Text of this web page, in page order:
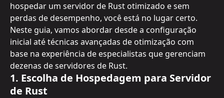
hospedar um servidor de Rust otimizado e sem
perdas de desempenho, você está no lugar certo.
Neste guia, vamos abordar desde a configuração
inicial até técnicas avançadas de otimização com
base na experiência de especialistas que gerenciam
dezenas de servidores de Rust.
1. Escolha de Hospedagem para Servidor
de Rust